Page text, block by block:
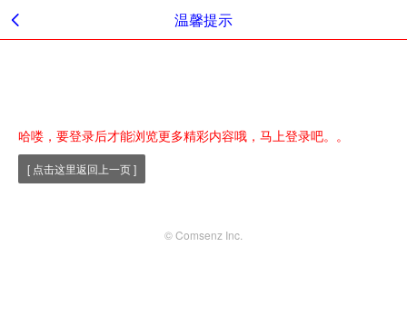
温馨提示
哈喽，要登录后才能浏览更多精彩内容哦，马上登录吧。。
[ 点击这里返回上一页 ]
© Comsenz Inc.